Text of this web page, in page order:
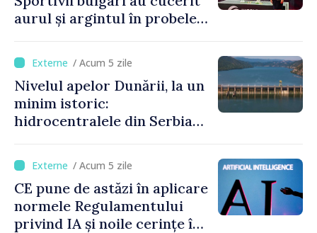
aurul și argintul în probele
de gimnastică aerobică de la
Oradea
/ Acum 5 zile
Nivelul apelor Dunării, la un
minim istoric:
hidrocentralele din Serbia
capacitate
/ Acum 5 zile
CE pune de astăzi în aplicare
normele Regulamentului
privind IA și noile cerințe în